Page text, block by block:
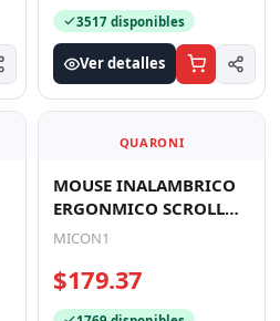
3517 disponibles
Ver detalles
QUARONI
MOUSE INALAMBRICO
ERGONMICO SCROLL
LATERAL QUARONI 3
GHZ/120
MICON1
$179.37